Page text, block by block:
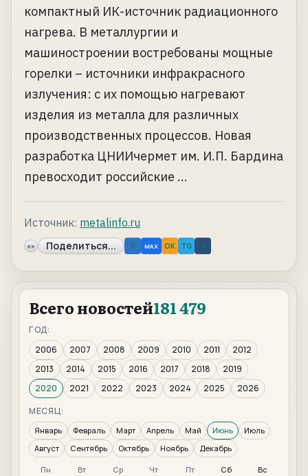
компактный ИК-источник радиационного
нагрева. В металлургии и
машиностроении востребованы мощные
горелки – источники инфракрасного
излучения: с их помощью нагревают
изделия из металла для различных
производственных процессов. Новая
разработка ЦНИИчермет им. И.П. Бардина
превосходит российские ...
Источник: metalinfo.ru
«» Поделиться... B MAX OK TG ↗
Всего новостей181 479
ГОД:
2006
2007 2008 2009 2010 2011
2012
2013
2014 2015 2016 2017 2018
2019
2020
2021 2022 2023 2024 2025
2026
МЕСЯЦ:
Январь Февраль Март Апрель Май Июнь
Июль
Август
Сентябрь Октябрь Ноябрь Декабрь
Пн Вт Ср Чт Пт Сб Вс